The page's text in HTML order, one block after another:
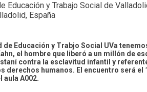
Educación y Trabajo Social de
España
de Educación y Trabjo Social UVa
el hombre que liberó a un millón de
contra la esclavitud infantil y
derechos humanos. El encuentro será el
aula A002.